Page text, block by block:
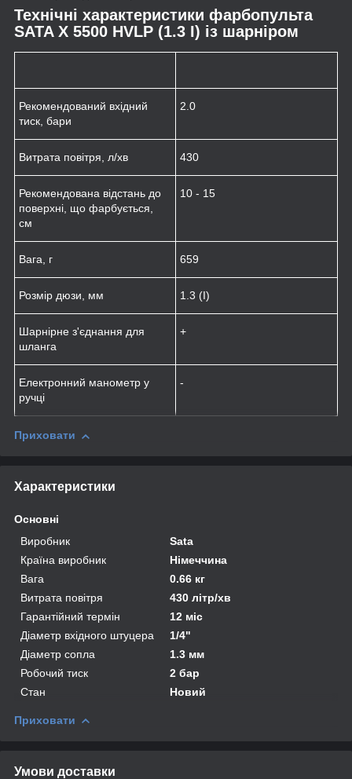
Технічні характеристики фарбопульта
SATA X 5500 HVLP (1.3 I) із шарніром
Рекомендований вхідний
тиск, бари
2.0
Витрата повітря, л/хв 430
Рекомендована відстань до
поверхні, що фарбується,
см
10 - 15
Вага, г 659
Розмір дюзи, мм 1.3 (I)
Шарнірне з'єднання для
шланга
+
Електронний манометр у
ручці
-
Приховати
Характеристики
Основні
Виробник
Sata
Країна виробник
Німеччина
Вага
0.66 кг
Витрата повітря
430 літр/хв
Гарантійний термін
12 міс
Діаметр вхідного штуцера
1/4"
Діаметр сопла
1.3 мм
Робочий тиск
2 бар
Стан
Новий
Приховати
Умови доставки